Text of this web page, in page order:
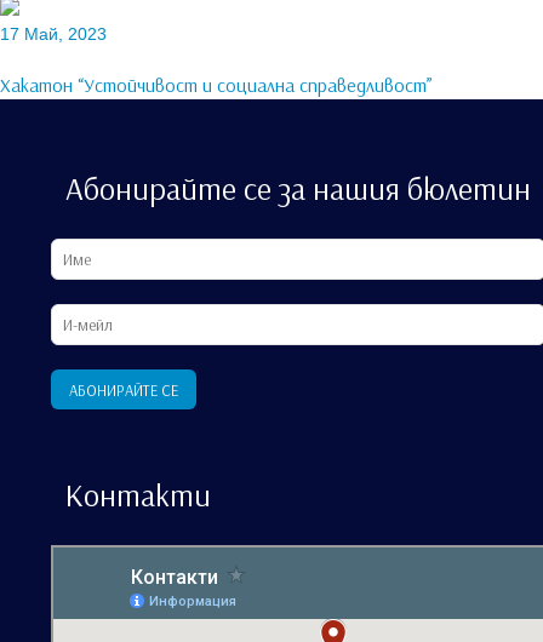
17 Май, 2023
Хакатон “Устойчивост и социална справедливост”
Абонирайте се за нашия бюлетин
Контакти